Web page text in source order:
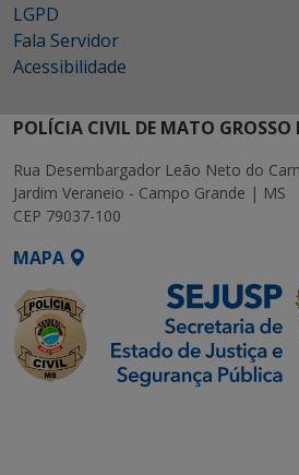
LGPD
Fala Servidor
Acessibilidade
POLÍCIA CIVIL DE MATO GROSSO
Rua Desembargador Leão Neto do
Jardim Veraneio - Campo Grande | MS
CEP 79037-100
MAPA